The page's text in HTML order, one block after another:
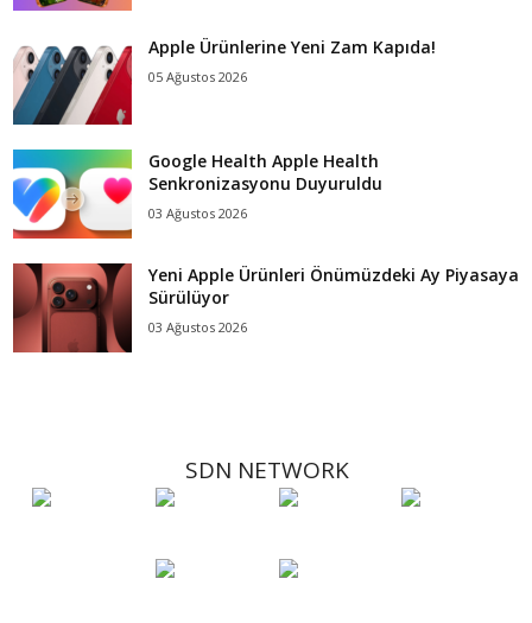
Apple Ürünlerine Yeni Zam Kapıda!
05 Ağustos 2026
Google Health Apple Health
Senkronizasyonu Duyuruldu
03 Ağustos 2026
Yeni Apple Ürünleri Önümüzdeki Ay Piyasaya
Sürülüyor
03 Ağustos 2026
SDN NETWORK